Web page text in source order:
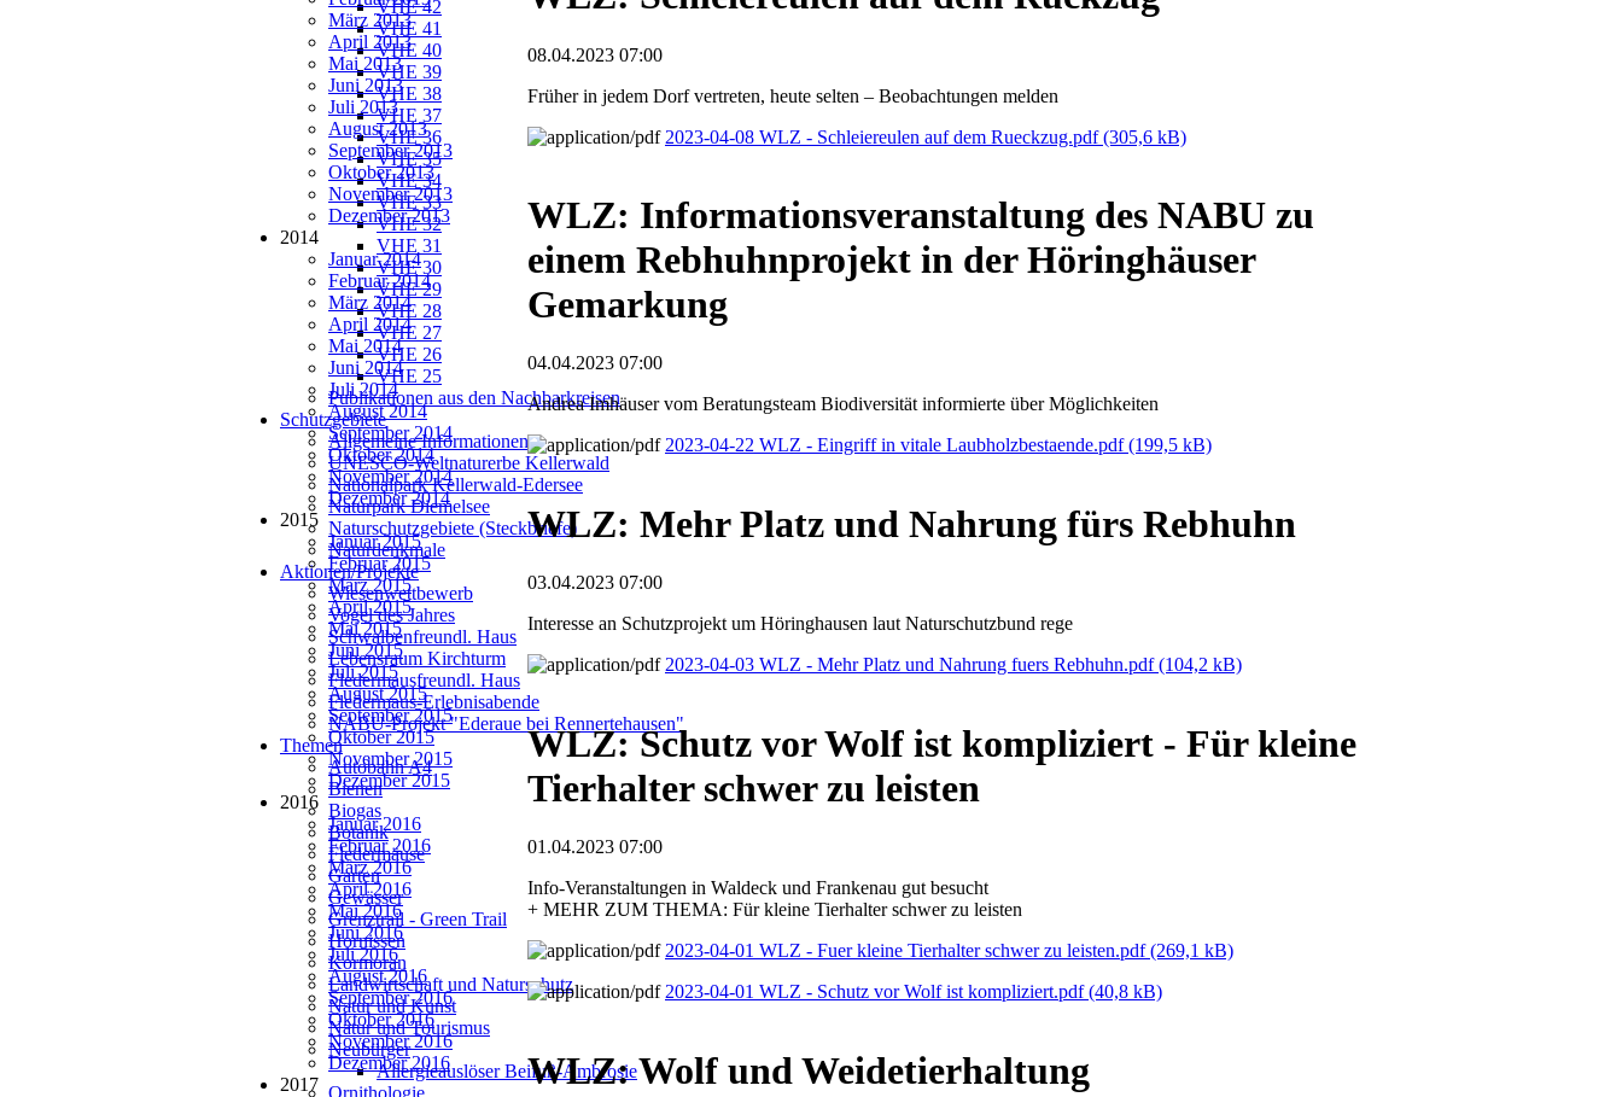
VHE 42
VHE 41
VHE 40
VHE 39
VHE 38
VHE 37
VHE 36
VHE 35
VHE 34
VHE 33
VHE 32
VHE 31
VHE 30
VHE 29
VHE 28
VHE 27
VHE 26
VHE 25
Publikationen aus den Nachbarkreisen
Schutzgebiete
Allgemeine Informationen
UNESCO-Weltnaturerbe Kellerwald
Nationalpark Kellerwald-Edersee
Naturpark Diemelsee
Naturschutzgebiete (Steckbriefe)
Naturdenkmale
Aktionen/Projekte
Wiesenwettbewerb
Vogel des Jahres
Schwalbenfreundl. Haus
Lebensraum Kirchturm
Fledermausfreundl. Haus
Fledermaus-Erlebnisabende
NABU-Projekt "Ederaue bei Rennertehausen"
Themen
Autobahn A4
Bienen
Biogas
Botanik
Fledermäuse
Garten
Gewässer
Grenztrail - Green Trail
Hornissen
Kormoran
Landwirtschaft und Naturschutz
Natur und Kunst
Natur und Tourismus
Neubürger
Allergieauslöser Beifuß-Ambrosie
Ornithologie
März 2013
April 2013
Mai 2013
Juni 2013
Juli 2013
August 2013
September 2013
Oktober 2013
November 2013
Dezember 2013
2014
Januar 2014
Februar 2014
März 2014
April 2014
Mai 2014
Juni 2014
Juli 2014
August 2014
September 2014
Oktober 2014
November 2014
Dezember 2014
2015
Januar 2015
Februar 2015
März 2015
April 2015
Mai 2015
Juni 2015
Juli 2015
August 2015
September 2015
Oktober 2015
November 2015
Dezember 2015
2016
Januar 2016
Februar 2016
März 2016
April 2016
Mai 2016
Juni 2016
Juli 2016
August 2016
September 2016
Oktober 2016
November 2016
Dezember 2016
2017
08.04.2023 07:00
Früher in jedem Dorf vertreten, heute selten – Beobachtungen melden
2023-04-08 WLZ - Schleiereulen auf dem Rueckzug.pdf(305,6 kB)
WLZ: Informationsveranstaltung des NABU zu
einem Rebhuhnprojekt in der Höringhäuser
Gemarkung
04.04.2023 07:00
Andrea Imhäuser vom Beratungsteam Biodiversität informierte über Möglichkeiten
2023-04-22 WLZ - Eingriff in vitale Laubholzbestaende.pdf(199,5 kB)
WLZ: Mehr Platz und Nahrung fürs Rebhuhn
03.04.2023 07:00
Interesse an Schutzprojekt um Höringhausen laut Naturschutzbund rege
2023-04-03 WLZ - Mehr Platz und Nahrung fuers Rebhuhn.pdf(104,2 kB)
WLZ: Schutz vor Wolf ist kompliziert - Für kleine
Tierhalter schwer zu leisten
01.04.2023 07:00
Info-Veranstaltungen in Waldeck und Frankenau gut besucht
+ MEHR ZUM THEMA: Für kleine Tierhalter schwer zu leisten
2023-04-01 WLZ - Fuer kleine Tierhalter schwer zu leisten.pdf(269,1 kB)
2023-04-01 WLZ - Schutz vor Wolf ist kompliziert.pdf(40,8 kB)
WLZ: Wolf und Weidetierhaltung